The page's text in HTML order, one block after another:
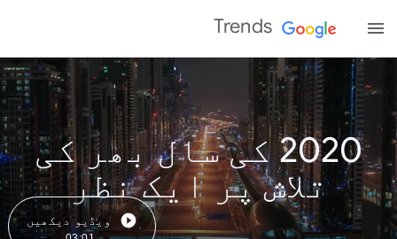
Trends
2020 کی سال بھر کی
تلاش پر ایک نظر
ویڈیو دیکھیں